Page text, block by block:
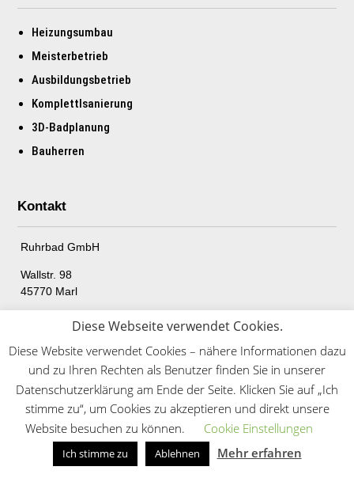
Heizungsumbau
Meisterbetrieb
Ausbildungsbetrieb
Komplettlsanierung
3D-Badplanung
Bauherren
Kontakt
Ruhrbad GmbH
Wallstr. 98
45770 Marl
Tel.: 02368 69997899
Copyright © 2023 – Ruhrbad GmbH – All Rights Reserved
Diese Webseite verwendet Cookies.
Diese Website verwendet Cookies – nähere Informationen dazu
und zu Ihren Rechten als Benutzer finden Sie in unserer
Datenschutzerklärung am Ende der Seite. Klicken Sie auf „Ich
stimme zu“, um Cookies zu akzeptieren und direkt unsere
Website besuchen zu können.
Cookie Einstellungen
Ich stimme zu Ablehnen Mehr erfahren